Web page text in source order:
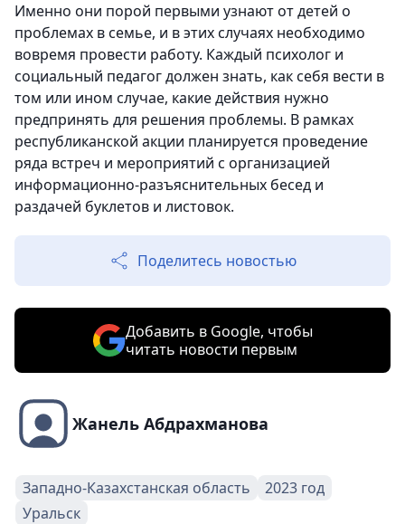
Именно они порой первыми узнают от детей о
проблемах в семье, и в этих случаях необходимо
вовремя провести работу. Каждый психолог и
социальный педагог должен знать, как себя вести в
том или ином случае, какие действия нужно
предпринять для решения проблемы. В рамках
республиканской акции планируется проведение
ряда встреч и мероприятий с организацией
информационно-разъяснительных бесед и
раздачей буклетов и листовок.
Поделитесь новостью
Добавить в Google, чтобы
читать новости первым
Жанель Абдрахманова
Западно-Казахстанская область
2023 год
Уральск